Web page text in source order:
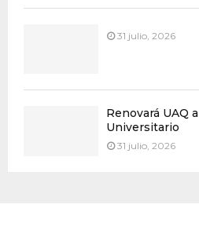
31 julio, 2026
Renovará UAQ
Universitario
31 julio, 2026